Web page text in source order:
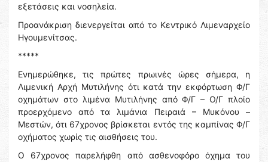
εξετάσεις και νοσηλεία.
Προανάκριση διενεργείται από το Κεντρικό Λιμεναρχείο
Ηγουμενίτσας.
*****
Ενημερώθηκε, τις πρώτες πρωινές ώρες σήμερα, η
Λιμενική Αρχή Μυτιλήνης ότι κατά την εκφόρτωση Φ/Γ
οχημάτων στο λιμένα Μυτιλήνης από Φ/Γ – Ο/Γ πλοίο
προερχόμενο από τα λιμάνια Πειραιά – Μυκόνου –
Μεστών, ότι 67χρονος βρίσκεται εντός της καμπίνας Φ/Γ
οχήματος χωρίς τις αισθήσεις του.
Ο 67χρονος παρελήφθη από ασθενοφόρο όχημα του